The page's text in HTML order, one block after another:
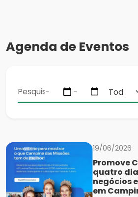
Agenda de Eventos
19/06/2026
Promove
quatro
negócios
em